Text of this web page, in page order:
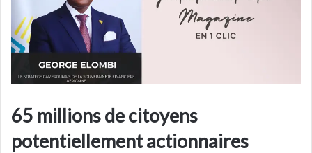
65 millions de citoyens
potentiellement actionnaires